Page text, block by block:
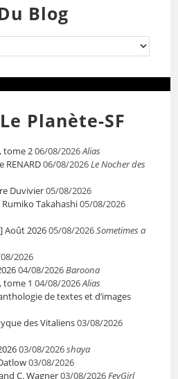
Blog
Planète-SF
tome 206/08/2026Alias
RENARD06/08/2026Le Nocher des
Duvivier05/08/2026
Takahashi05/08/2026
Août 202605/08/2026Sometimes a
2026
04/08/2026Baroona
tome 1 04/08/2026Alias
de textes et d’images
des Vitaliens03/08/2026
03/08/2026shaya
03/08/2026
C. Wagner03/08/2026FeyGirl